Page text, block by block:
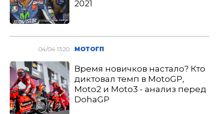
2021
04/04 13:20 МОТОГП
Время новичков настало? Кто
диктовал темп в MotoGP,
Moto2 и Moto3 - анализ перед
DohaGP